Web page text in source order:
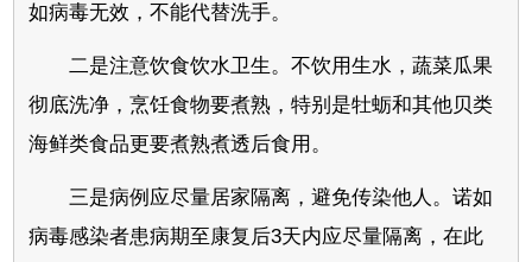
如病毒无效，不能代替洗手。
二是注意饮食饮水卫生。不饮用生水，蔬菜瓜果
彻底洗净，烹饪食物要煮熟，特别是牡蛎和其他贝类
海鲜类食品更要煮熟煮透后食用。
三是病例应尽量居家隔离，避免传染他人。诺如
病毒感染者患病期至康复后3天内应尽量隔离，在此